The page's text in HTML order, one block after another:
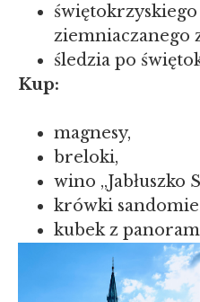
ziemniaczanego
śledzia po
Kup:
magnesy,
breloki,
wino „Jabłuszko
krówki
kubek z